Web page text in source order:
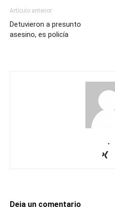
Artículo anterior
Detuvieron a presunto
asesino, es policía
.
Deja un comentario